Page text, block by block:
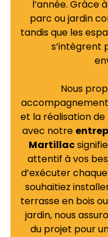
l’année. Grâce
parc ou jardin
tandis que les
s’intègrent
Nous
et la réalisation
avec notre
Martillac
attentif à vos
d’exécuter
souhaitiez
terrasse en bois
jardin, nous
du projet pour